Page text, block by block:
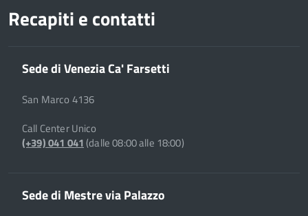
Recapiti e contatti
Sede di Venezia Ca' Farsetti
San Marco 4136
Call Center Unico
(+39) 041 041(dalle 08:00 alle 18:00)
Sede di Mestre via Palazzo